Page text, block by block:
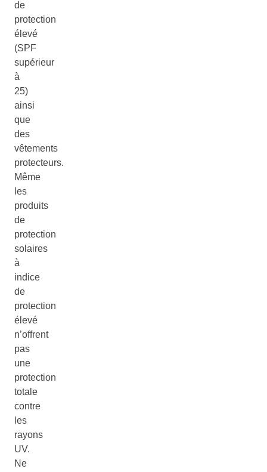
de
protection
élevé
(SPF
supérieur
à
25)
ainsi
que
des
vêtements
protecteurs.
Même
les
produits
de
protection
solaires
à
indice
de
protection
élevé
n’offrent
pas
une
protection
totale
contre
les
rayons
UV.
Ne